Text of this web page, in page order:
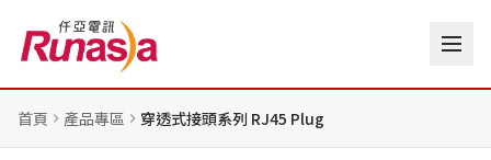
首頁 產品專區 穿透式接頭系列 RJ45 Plug